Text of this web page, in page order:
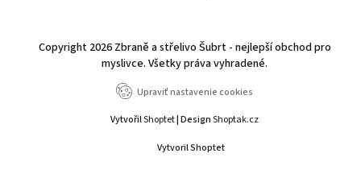
Vytvoril Shoptet
Copyright 2026 Zbraně a střelivo Šubrt - nejlepší obchod pro
myslivce. Všetky práva vyhradené.
Upraviť nastavenie cookies
VytvořilShoptet| DesignShoptak.cz